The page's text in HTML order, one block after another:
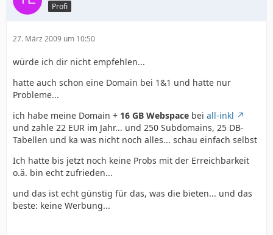
Profi
27. März 2009 um 10:50
würde ich dir nicht empfehlen...
hatte auch schon eine Domain bei 1&1 und hatte nur
Probleme...
ich habe meine Domain + 16 GB Webspace bei all-inkl
und zahle 22 EUR im Jahr... und 250 Subdomains, 25 DB-
Tabellen und ka was nicht noch alles... schau einfach selbst
Ich hatte bis jetzt noch keine Probs mit der Erreichbarkeit
o.ä. bin echt zufrieden...
und das ist echt günstig für das, was die bieten... und das
beste: keine Werbung...